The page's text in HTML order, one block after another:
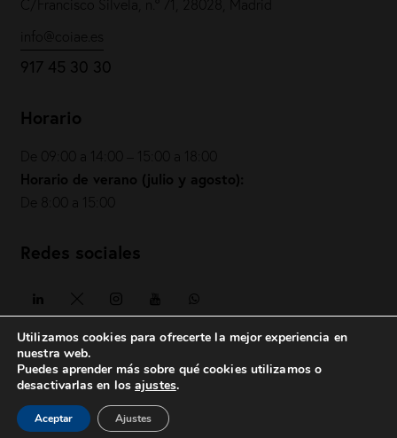
C/Francisco Silvela, n.º 71, 28028, Madrid
info@coiae.es
917 45 30 30
Horario
De 09:00 a 14:00 – 15:00 a 18:00
Horario de verano (julio y agosto):
De 8:00 a 15:00
Redes sociales
COIAE© 2026. Todos los derechos reservados
Política de privacidad|Política de cookies
posicionesrealbetis
Utilizamos cookies para ofrecerte la mejor experiencia en
nuestra web.
Puedes aprender más sobre qué cookies utilizamos o
desactivarlas en losajustes.
Aceptar Ajustes